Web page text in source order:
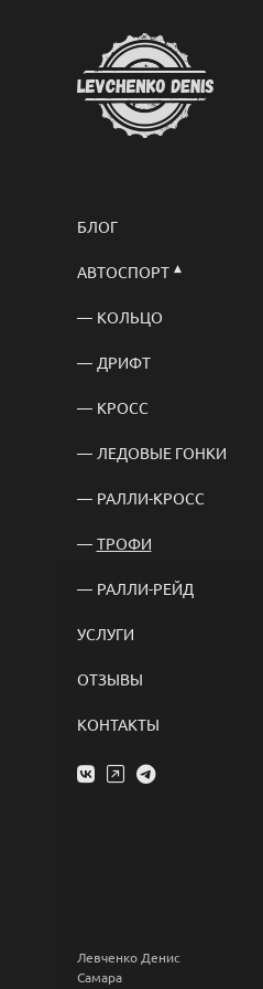
БЛОГ
АВТОСПОРТ
КОЛЬЦО
ДРИФТ
КРОСС
ЛЕДОВЫЕ ГОНКИ
РАЛЛИ-КРОСС
ТРОФИ
РАЛЛИ-РЕЙД
УСЛУГИ
ОТЗЫВЫ
КОНТАКТЫ
Левченко Денис
Самара